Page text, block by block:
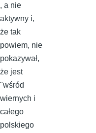
, a nie
aktywny i,
że tak
powiem, nie
pokazywał,
że jest
"wśród
wiernych i
całego
polskiego